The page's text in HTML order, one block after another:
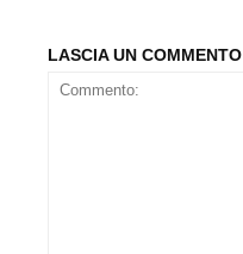
LASCIA UN COMMENTO